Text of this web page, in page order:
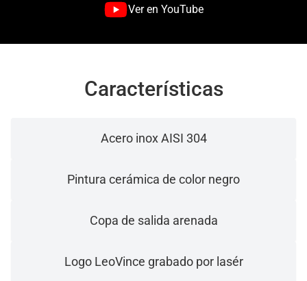
Ver en YouTube
Características
Acero inox AISI 304
Pintura cerámica de color negro
Copa de salida arenada
Logo LeoVince grabado por lasér